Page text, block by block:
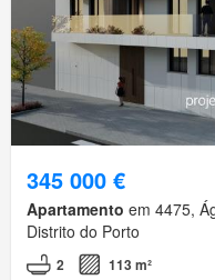
345 000 €
Apartamento em 4475,
Distrito do Porto
2 113 m²